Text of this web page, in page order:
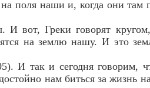
поля наши и, когда они там
И вот, Греки говорят
на землю нашу. И это
И так и сегодня говорим,
нам биться за жизнь